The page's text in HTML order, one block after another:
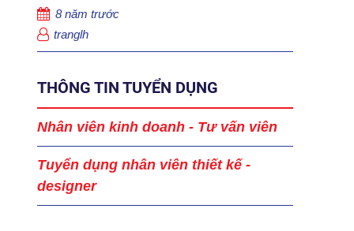
8 năm trước
tranglh
THÔNG TIN TUYỂN DỤNG
Nhân viên kinh doanh - Tư vấn viên
Tuyển dụng nhân viên thiết kế -
designer